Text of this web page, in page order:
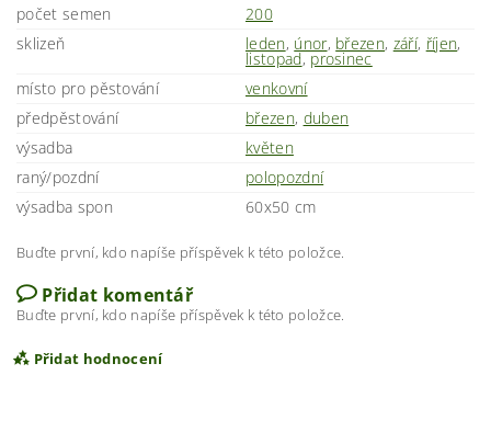
počet semen
200
sklizeň
leden, únor, březen, září, říjen,
listopad,prosinec
místo pro pěstování
venkovní
předpěstování
březen, duben
výsadba
květen
raný/pozdní
polopozdní
výsadba spon
60x50 cm
Buďte první, kdo napíše příspěvek k této položce.
Přidat komentář
Buďte první, kdo napíše příspěvek k této položce.
Přidat hodnocení